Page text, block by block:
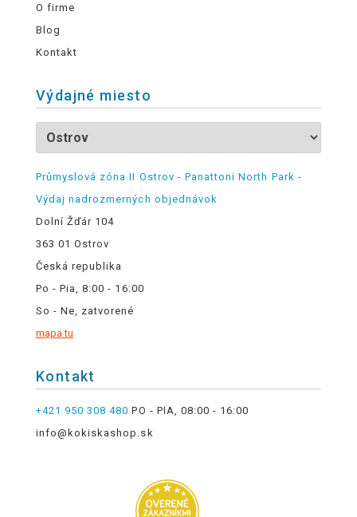
O firme
Blog
Kontakt
Výdajné miesto
Průmyslová zóna II Ostrov - Panattoni North Park -
Výdaj nadrozmerných objednávok
Dolní Žďár 104
363 01 Ostrov
Česká republika
Po - Pia, 8:00 - 16:00
So - Ne, zatvorené
mapa tu
Kontakt
+421 950 308 480 PO - PIA, 08:00 - 16:00
info@kokiskashop.sk